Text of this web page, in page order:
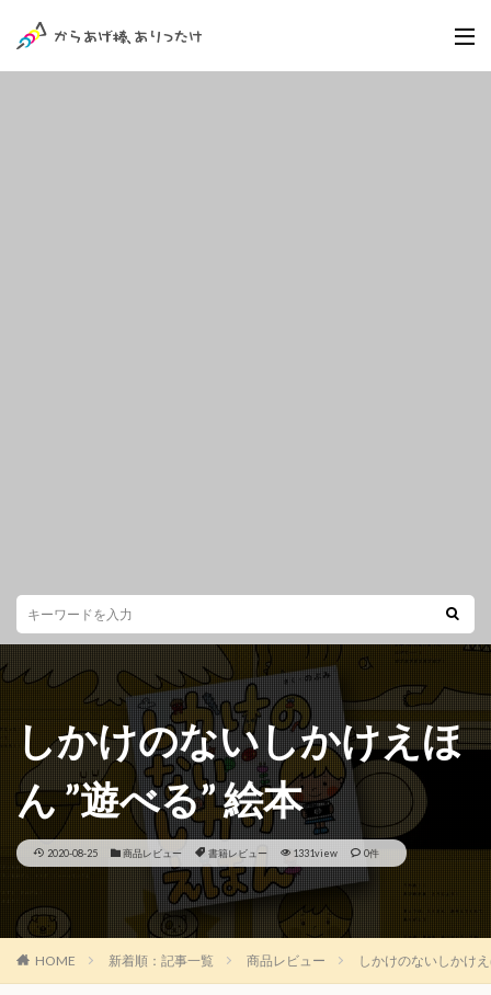
しかけのないしかけえほ
ん ”遊べる” 絵本
2020-08-25 商品レビュー 書籍レビュー 1331view 0件
HOME 新着順：記事一覧 商品レビュー しかけのないしかけ